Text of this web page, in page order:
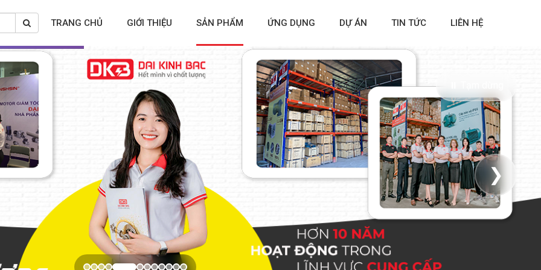
TRANG CHỦ GIỚI THIỆU SẢN PHẨM ỨNG DỤNG DỰ ÁN TIN TỨC LIÊN HỆ
❯